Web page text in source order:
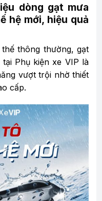
dòng gạt mưa
hệ mới, hiệu quả
thông thường, gạt
Phụ kiện xe VIP là
vượt trội nhờ thiết
cấp.